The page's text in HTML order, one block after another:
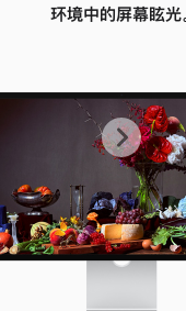
环境中的屏幕眩光
上
一
张
图
下
一
张
图